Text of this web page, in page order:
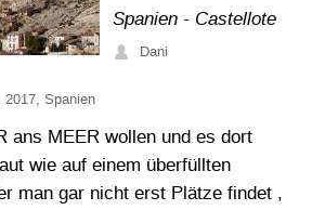
Spanien - Castellote
Dani
2017, Spanien
ans MEER wollen und es dort
wie auf einem überfüllten
man gar nicht erst Plätze findet ,